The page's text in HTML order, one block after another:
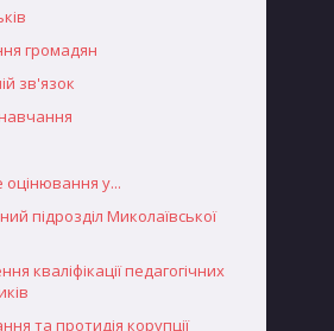
громадян
зв'язок
у...
підрозділ Миколаївської
кваліфікації педагогічних
та протидія корупції